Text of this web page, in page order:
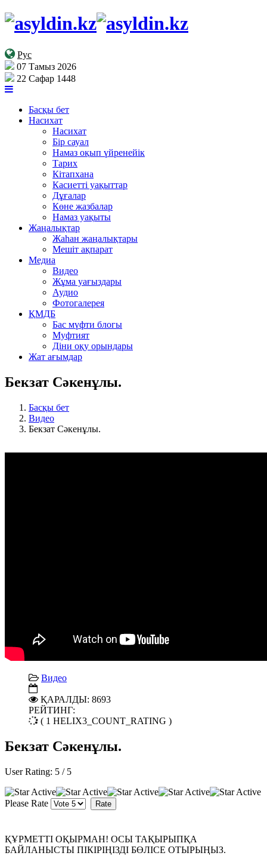
Рус
07 Тамыз 2026
22 Сафар 1448
Басқы бет
Насихат
Насихат
Бір сауал
Намаз оқып үйренейік
Тарих
Кітапхана
Касиетті уақыттар
Дұғалар
Көне жазбалар
Намаз уақыты
Жаңалықтар
Жаһан жаңалықтары
Мешіт ақпарат
Медиа
Видео
Жұма уағыздары
Аудио
Фотогалерея
ҚМДБ
Бас мүфти блогы
Муфтият
Діни оқу орындары
Жат ағымдар
Бекзат Сәкенұлы.
Басқы бет
Видео
Бекзат Сәкенұлы.
Видео
ҚАРАЛДЫ: 8693
РЕЙТИНГ:
( 1 HELIX3_COUNT_RATING )
Бекзат Сәкенұлы.
User Rating: 5 / 5
Please Rate
ҚҰРМЕТТІ ОҚЫРМАН! ОСЫ ТАҚЫРЫПҚА
БАЙЛАНЫСТЫ ПІКІРІҢІЗДІ БӨЛІСЕ ОТЫРЫҢЫЗ.